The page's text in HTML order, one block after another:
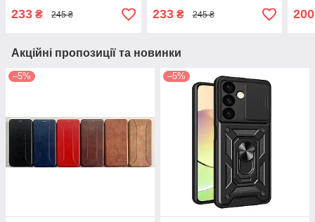
233 ₴ 245 ₴ 233₴ 245 ₴ 200
Акційні пропозиції та новинки
–5% –5%